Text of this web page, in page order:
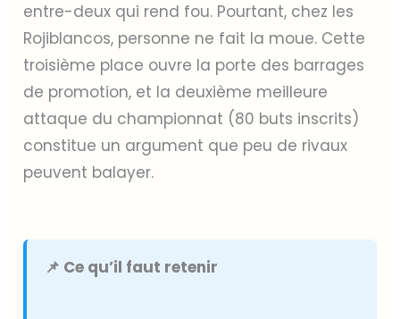
entre-deux qui rend fou. Pourtant, chez les
Rojiblancos, personne ne fait la moue. Cette
troisième place ouvre la porte des barrages
de promotion, et la deuxième meilleure
attaque du championnat (80 buts inscrits)
constitue un argument que peu de rivaux
peuvent balayer.
📌 Ce qu’il faut retenir